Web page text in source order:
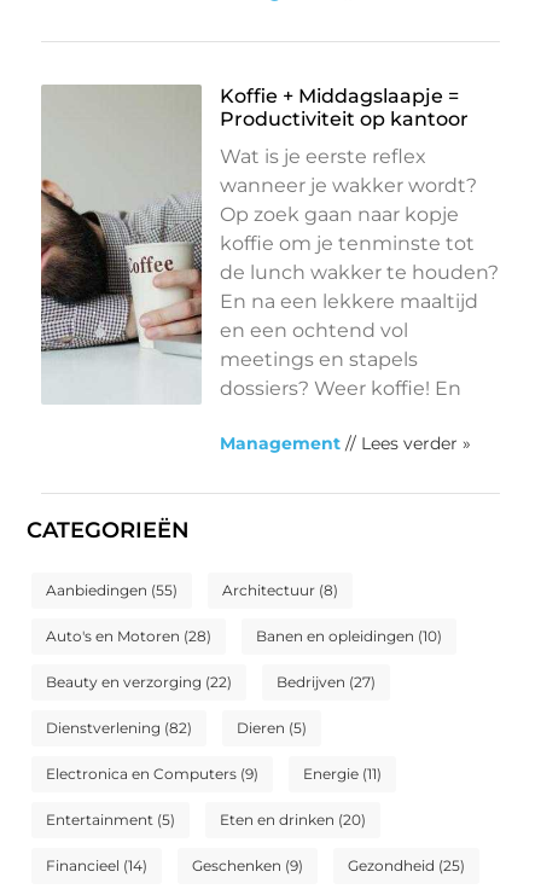
CATEGORIEËN
Aanbiedingen (55) Architectuur (8)
Auto's en Motoren (28) Banen en opleidingen (10)
Beauty en verzorging (22) Bedrijven (27)
Dienstverlening (82) Dieren (5)
Electronica en Computers (9) Energie (11)
Entertainment (5) Eten en drinken (20)
Financieel (14) Geschenken (9) Gezondheid (25)
Koffie + Middagslaapje =
Productiviteit op kantoor
Wat is je eerste reflex
wanneer je wakker wordt?
Op zoek gaan naar kopje
koffie om je tenminste tot
de lunch wakker te houden?
En na een lekkere maaltijd
en een ochtend vol
meetings en stapels
dossiers? Weer koffie! En
Management // Lees verder »